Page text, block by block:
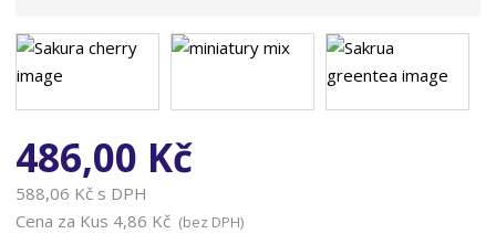
486,00 Kč
588,06 Kč s DPH
Cena za Kus 4,86 Kč (bez DPH)